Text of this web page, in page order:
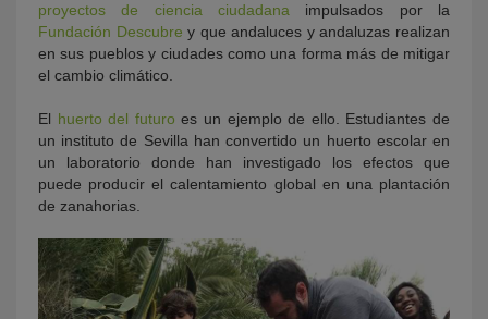
proyectos de ciencia ciudadana impulsados por la
Fundación Descubre y que andaluces y andaluzas realizan
en sus pueblos y ciudades como una forma más de mitigar
el cambio climático.
El huerto del futuro es un ejemplo de ello. Estudiantes de
un instituto de Sevilla han convertido un huerto escolar en
un laboratorio donde han investigado los efectos que
puede producir el calentamiento global en una plantación
de zanahorias.